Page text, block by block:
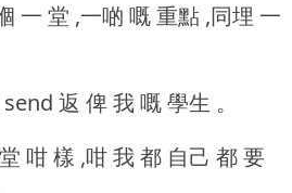
一 堂 ,一啲 嘅 重點 ,同埋 一
返 俾 我 嘅 學生 。
咁 樣 ,咁 我 都 自己 都 要